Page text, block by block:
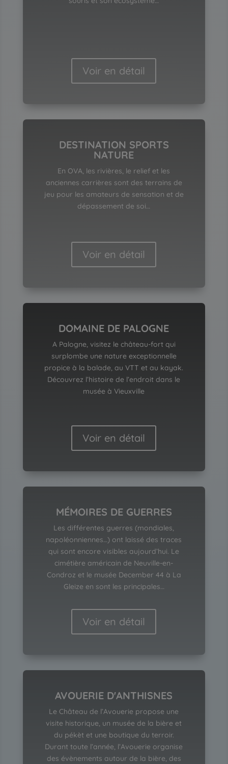
Voir en détail
DESTINATION SPORTS
NATURE
En OVA, les rivières, le relief et les
anciennes carrières sont des terrains de
jeu pour les amateurs de sensation et de
dépassement de soi…
Voir en détail
DOMAINE DE PALOGNE
A Palogne, visitez le château-fort qui
surplombe une nature exceptionnelle
propice à la balade, au VTT et au kayak.
Découvrez l’histoire de l’endroit dans le
musée à Vieuxville
Voir en détail
MÉMOIRES DE GUERRES
Les différentes guerres (mondiales,
napoléonniennes…) ont laissé des traces
qui sont encore visibles aujourd’hui. Le
cimétière américain de Neuville-en-
Condroz et le musée December 44 à La
Gleize en sont les principales…
Voir en détail
AVOUERIE D'ANTHISNES
Le Château de l’Avouerie propose une
visite historique, un musée de la bière et
du pékèt et une boutique du terroir.
Durant toute l’année, l’Avouerie organise
des évènements autour de la bière, des